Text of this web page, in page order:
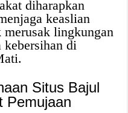
diharapkan
keaslian
lingkungan
kebersihan di
Situs Bajul
Pemujaan